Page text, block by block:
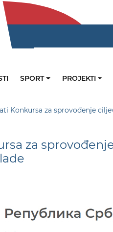
SPORT PROJEKTI
Konkursa za sprovođenje
za